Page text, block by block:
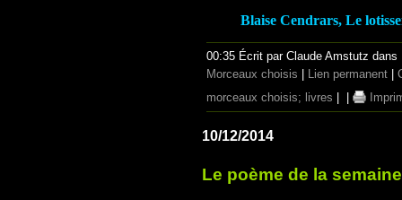
Blaise Cendrars, Le
00:35 Écrit par Claude Amstutz dans
Morceaux choisis
Lien permanent
morceaux choisis; livres
10/12/2014
Le poème de la semaine